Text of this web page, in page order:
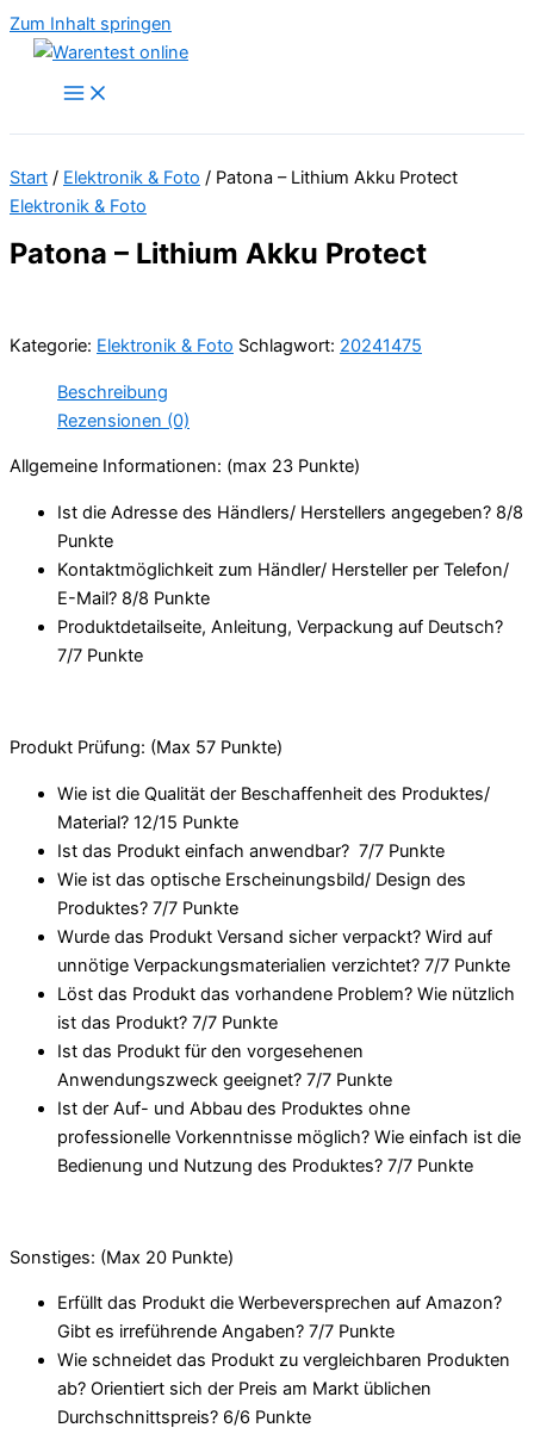
Zum Inhalt springen
Start / Elektronik & Foto / Patona – Lithium Akku Protect
Elektronik & Foto
Patona – Lithium Akku Protect
Kategorie: Elektronik & Foto Schlagwort: 20241475
Beschreibung
Rezensionen (0)
Allgemeine Informationen: (max 23 Punkte)
Ist die Adresse des Händlers/ Herstellers angegeben? 8/8
Punkte
Kontaktmöglichkeit zum Händler/ Hersteller per Telefon/
E-Mail? 8/8 Punkte
Produktdetailseite, Anleitung, Verpackung auf Deutsch?
7/7 Punkte
Produkt Prüfung: (Max 57 Punkte)
Wie ist die Qualität der Beschaffenheit des Produktes/
Material? 12/15 Punkte
Ist das Produkt einfach anwendbar? 7/7 Punkte
Wie ist das optische Erscheinungsbild/ Design des
Produktes? 7/7 Punkte
Wurde das Produkt Versand sicher verpackt? Wird auf
unnötige Verpackungsmaterialien verzichtet? 7/7 Punkte
Löst das Produkt das vorhandene Problem? Wie nützlich
ist das Produkt? 7/7 Punkte
Ist das Produkt für den vorgesehenen
Anwendungszweck geeignet? 7/7 Punkte
Ist der Auf- und Abbau des Produktes ohne
professionelle Vorkenntnisse möglich? Wie einfach ist die
Bedienung und Nutzung des Produktes? 7/7 Punkte
Sonstiges: (Max 20 Punkte)
Erfüllt das Produkt die Werbeversprechen auf Amazon?
Gibt es irreführende Angaben? 7/7 Punkte
Wie schneidet das Produkt zu vergleichbaren Produkten
ab? Orientiert sich der Preis am Markt üblichen
Durchschnittspreis? 6/6 Punkte